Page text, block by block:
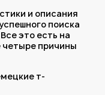
и описания
поиска
это есть на
четыре причины
т-